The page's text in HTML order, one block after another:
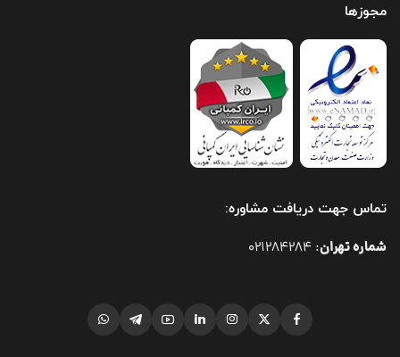
مجوزها
تماس جهت دریافت مشاوره:
شماره تهران:
021284284